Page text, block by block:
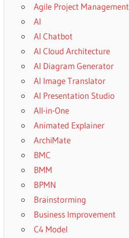
Agile Project Management
AI
AI Chatbot
AI Cloud Architecture
AI Diagram Generator
AI Image Translator
AI Presentation Studio
All-in-One
Animated Explainer
ArchiMate
BMC
BMM
BPMN
Brainstorming
Business Improvement
C4 Model